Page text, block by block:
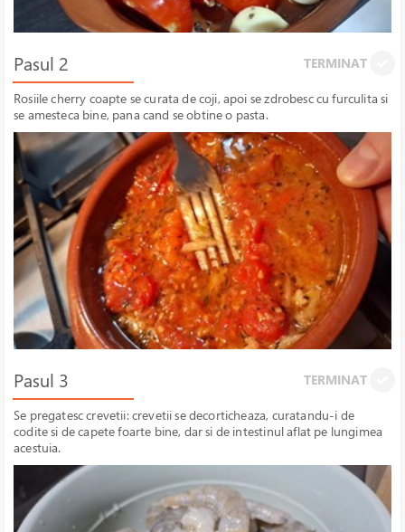
Pasul 2 TERMINAT
Rosiile cherry coapte se curata de coji, apoi se zdrobesc cu furculita si
se amesteca bine, pana cand se obtine o pasta.
Pasul 3 TERMINAT
Se pregatesc crevetii: crevetii se decorticheaza, curatandu-i de
codite si de capete foarte bine, dar si de intestinul aflat pe lungimea
acestuia.